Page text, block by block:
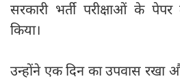
सरकारी भर्ती परीक्षाओं के
किया।
उन्होंने एक दिन का उपवास रखा